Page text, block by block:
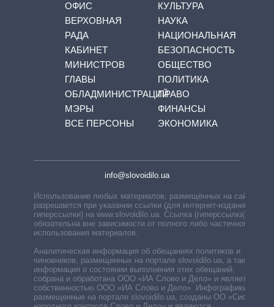
ОФИС
ВЕРХОВНАЯ
РАДА
КАБИНЕТ
МИНИСТРОВ
ГЛАВЫ
ОБЛАДМИНИСТРАЦИЙ
МЭРЫ
ВСЕ ПЕРСОНЫ
КУЛЬТУРА
НАУКА
НАЦИОНАЛЬНАЯ
БЕЗОПАСНОСТЬ
ОБЩЕСТВО
ПОЛИТИКА
ПРАВО
ФИНАНСЫ
ЭКОНОМИКА
info@slovoidilo.ua
Использование любых материалов, размещённых на сайте,
разрешается при указании ссылки (для интернет-изданий —
гиперссылки) на www.slovoidilo.ua. Ссылка (гиперссылка)
обязательна вне зависимости от полного либо частичного
использования материалов.
Аналитическая информация об обещаниях политиков и
чиновников, размещенных на портале slovoidilo.ua, а также
информация о состоянии выполнения этих обещаний,
собрана и обработана ООО «ИА Слово и Дело» и является
собственностью ООО «ИА Слово и Дело». Инфографики,
размещенные на портале slovoidilo.ua, созданы ОО «Система